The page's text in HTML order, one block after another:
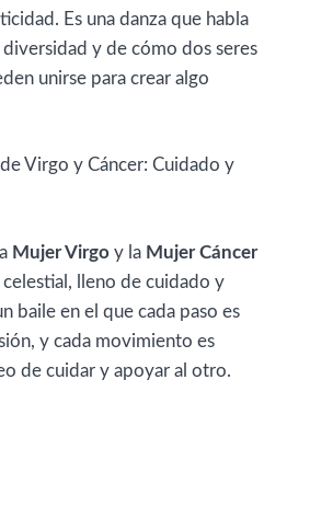
Es una danza que habla
y de cómo dos seres
unirse para crear algo
de Virgo y Cáncer: Cuidado y
Mujer Virgo y la Mujer Cáncer
lleno de cuidado y
baile en el que cada paso es
y cada movimiento es
de cuidar y apoyar al otro.